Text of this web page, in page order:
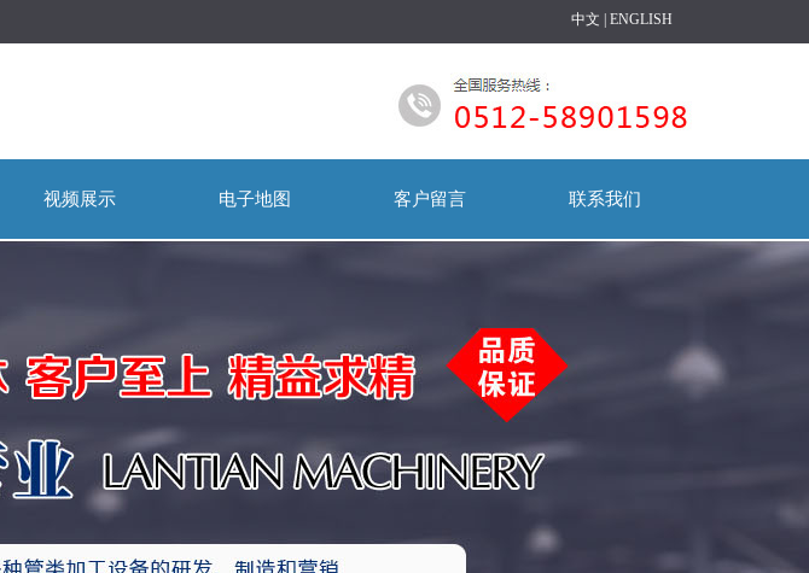
中文 ENGLISH
视频展示 电子地图 客户留言 联系我们